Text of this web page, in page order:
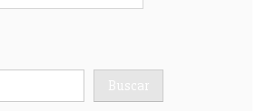
Buscar